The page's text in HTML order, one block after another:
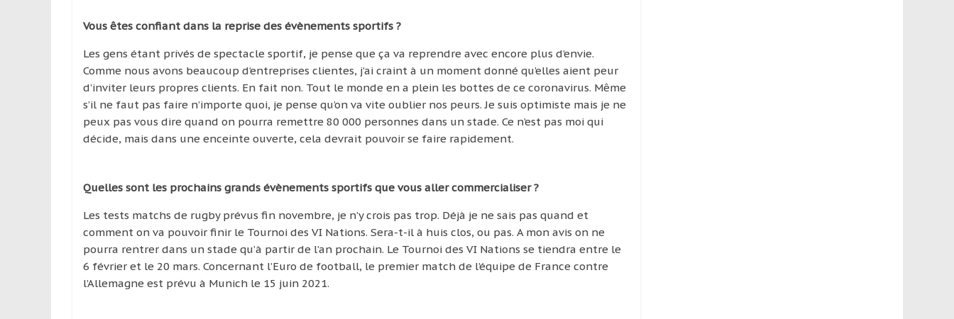
Vous êtes confiant dans la reprise des évènements sportifs ?
Les gens étant privés de spectacle sportif, je pense que ça va reprendre avec encore plus d’envie.
Comme nous avons beaucoup d’entreprises clientes, j’ai craint à un moment donné qu’elles aient peur
d’inviter leurs propres clients. En fait non. Tout le monde en a plein les bottes de ce coronavirus. Même
s’il ne faut pas faire n’importe quoi, je pense qu’on va vite oublier nos peurs. Je suis optimiste mais je ne
peux pas vous dire quand on pourra remettre 80 000 personnes dans un stade. Ce n’est pas moi qui
décide, mais dans une enceinte ouverte, cela devrait pouvoir se faire rapidement.
Quelles sont les prochains grands évènements sportifs que vous aller commercialiser ?
Les tests matchs de rugby prévus fin novembre, je n’y crois pas trop. Déjà je ne sais pas quand et
comment on va pouvoir finir le Tournoi des VI Nations. Sera-t-il à huis clos, ou pas. A mon avis on ne
pourra rentrer dans un stade qu’à partir de l’an prochain. Le Tournoi des VI Nations se tiendra entre le
6 février et le 20 mars. Concernant l’Euro de football, le premier match de l’équipe de France contre
l’Allemagne est prévu à Munich le 15 juin 2021.